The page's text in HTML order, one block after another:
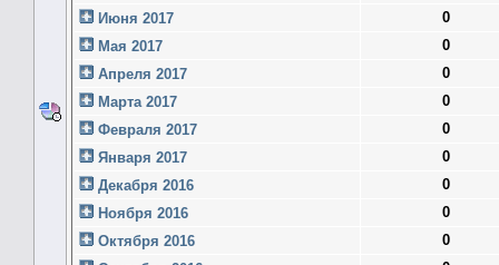
Июня 2017
0
Мая 2017
0
Апреля 2017
0
Марта 2017
0
Февраля 2017
0
Января 2017
0
Декабря 2016
0
Ноября 2016
0
Октября 2016
0